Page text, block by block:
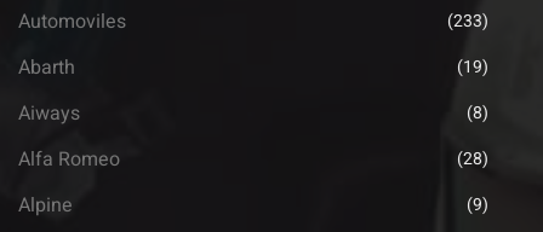
Automoviles (233)
Abarth (19)
Aiways (8)
Alfa Romeo (28)
Alpine (9)